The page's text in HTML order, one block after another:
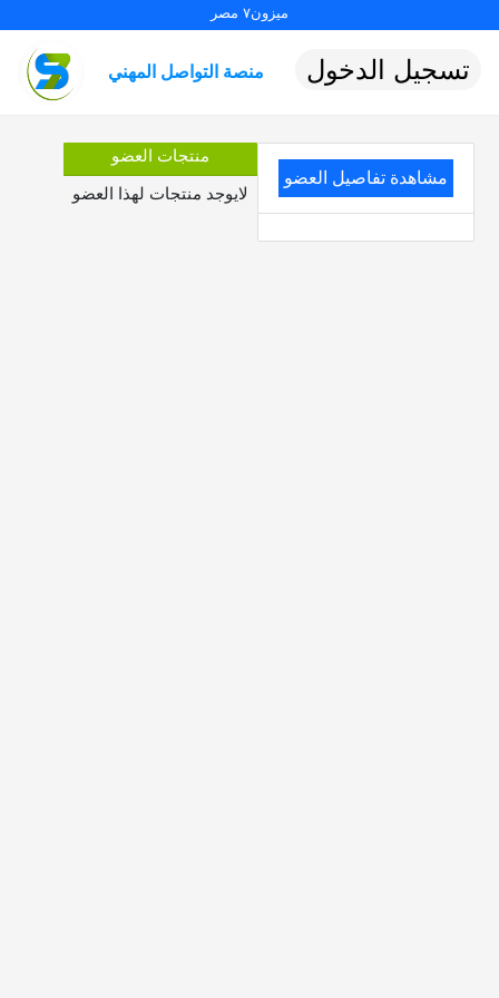
ميزون٧ مصر
منصة التواصل المهني تسجيل الدخول
مشاهدة تفاصيل العضو
منتجات العضو
لايوجد منتجات لهذا العضو